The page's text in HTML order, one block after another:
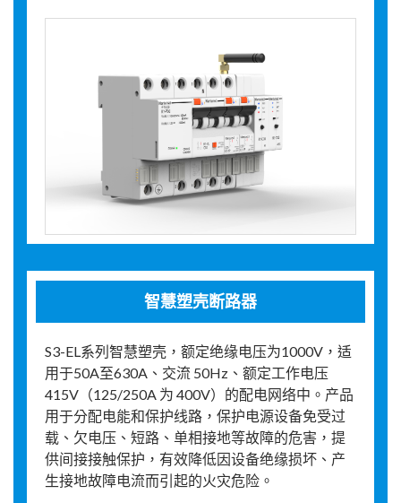
智慧塑壳断路器
S3-EL系列智慧塑壳，额定绝缘电压为1000V，适
用于50A至630A、交流 50Hz、额定工作电压
415V（125/250A 为 400V）的配电网络中。产品
用于分配电能和保护线路，保护电源设备免受过
载、欠电压、短路、单相接地等故障的危害，提
供间接接触保护，有效降低因设备绝缘损坏、产
生接地故障电流而引起的火灾危险。